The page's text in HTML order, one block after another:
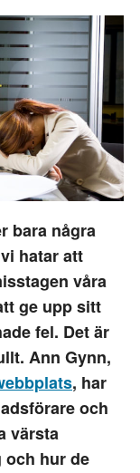
bara några
hatar att
våra
ge upp sitt
fel. Det är
Ann Gynn,
, har
och
värsta
och hur de